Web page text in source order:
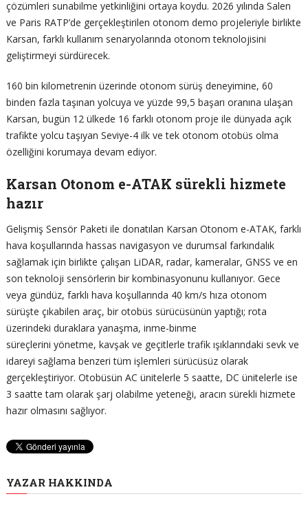
çözümleri sunabilme yetkinliğini ortaya koydu. 2026 yılında Salen
ve Paris RATP’de gerçekleştirilen otonom demo projeleriyle birlikte
Karsan, farklı kullanım senaryolarında otonom teknolojisini
geliştirmeyi sürdürecek.
160 bin kilometrenin üzerinde otonom sürüş deneyimine, 60
binden fazla taşınan yolcuya ve yüzde 99,5 başarı oranına ulaşan
Karsan, bugün 12 ülkede 16 farklı otonom proje ile dünyada açık
trafikte yolcu taşıyan Seviye-4 ilk ve tek otonom otobüs olma
özelliğini korumaya devam ediyor.
Karsan Otonom e-ATAK sürekli hizmete
hazır
Gelişmiş Sensör Paketi ile donatılan Karsan Otonom e-ATAK, farklı
hava koşullarında hassas navigasyon ve durumsal farkındalık
sağlamak için birlikte çalışan LiDAR, radar, kameralar, GNSS ve en
son teknoloji sensörlerin bir kombinasyonunu kullanıyor. Gece
veya gündüz, farklı hava koşullarında 40 km/s hıza otonom
sürüşte çıkabilen araç, bir otobüs sürücüsünün yaptığı; rota
üzerindeki duraklara yanaşma, inme-binme
süreçlerini yönetme, kavşak ve geçitlerle trafik ışıklarındaki sevk ve
idareyi sağlama benzeri tüm işlemleri sürücüsüz olarak
gerçekleştiriyor. Otobüsün AC ünitelerle 5 saatte, DC ünitelerle ise
3 saatte tam olarak şarj olabilme yeteneği, aracın sürekli hizmete
hazır olmasını sağlıyor.
YAZAR HAKKINDA